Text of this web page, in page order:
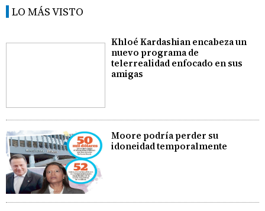
LO MÁS VISTO
Khloé Kardashian encabeza un
nuevo programa de
telerrealidad enfocado en sus
amigas
Moore podría perder su
idoneidad temporalmente